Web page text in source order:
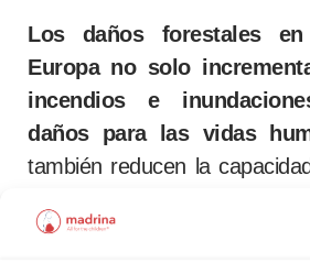
Los daños forestales
Europa no solo
incendios e
daños para las vidas
también reducen la
climático.